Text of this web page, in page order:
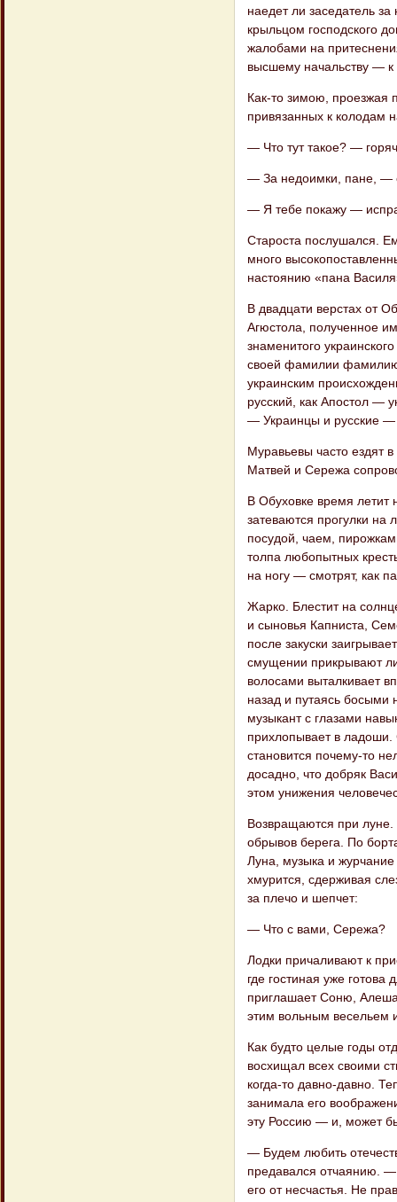
наедет ли заседатель
крыльцом господского
жалобами на
высшему начальству — к
Как-то зимою, проезжая
привязанных к колодам
— Что тут такое? —
— За недоимки, пане, —
— Я тебе покажу —
Староста послушался.
много
настоянию «пана
В двадцати верстах от
Агюстола, полученное
знаменитого
своей фамилии фамилию
украинским
русский, как Апостол —
— Украинцы и русские —
Муравьевы часто ездят
Матвей и Сережа
В Обуховке время летит
затеваются прогулки на
посудой, чаем,
толпа любопытных
на ногу — смотрят, как
Жарко. Блестит на
и сыновья Капниста,
после закуски
смущении прикрывают
волосами выталкивает
назад и путаясь босыми
музыкант с глазами
прихлопывает в
становится почему-то
досадно, что добряк
этом унижения
Возвращаются при
обрывов берега. По
Луна, музыка и
хмурится, сдерживая
за плечо и шепчет:
— Что с вами, Сережа?
Лодки причаливают к
где гостиная уже
приглашает Соню,
этим вольным весельем
Как будто целые годы
восхищал всех своими
когда-то давно-давно.
занимала его
эту Россию — и, может
— Будем любить
предавался отчаянию. —
его от несчастья. Не